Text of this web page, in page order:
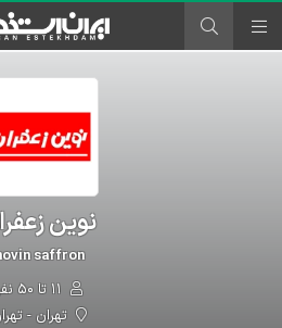
نوین
saffron
تهران -